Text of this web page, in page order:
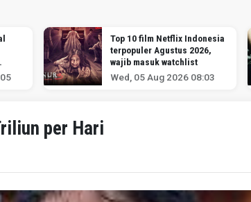
Top 10 film Netflix Indonesia
terpopuler Agustus 2026,
wajib masuk watchlist
Wed, 05 Aug 2026 08:03
per Hari